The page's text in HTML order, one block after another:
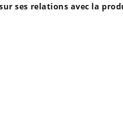
ses relations avec la